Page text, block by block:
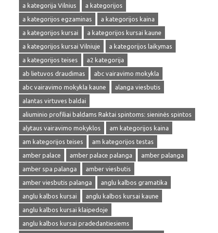
a kategorija Vilnius
a kategorijos
a kategorijos egzaminas
a kategorijos kaina
a kategorijos kursai
a kategorijos kursai kaune
a kategorijos kursai Vilniuje
a kategorijos laikymas
a kategorijos teises
a2 kategorija
ab lietuvos draudimas
abc vairavimo mokykla
abc vairavimo mokykla kaune
alanga viesbutis
alantas virtuves baldai
aliuminio profiliai baldams Raktai spintoms: sieninės spintos
alytaus vairavimo mokyklos
am kategorijos kaina
am kategorijos teises
am kategorijos testas
amber palace
amber palace palanga
amber palanga
amber spa palanga
amber viesbutis
amber viesbutis palanga
anglu kalbos gramatika
anglu kalbos kursai
anglu kalbos kursai kaune
anglu kalbos kursai klaipedoje
anglu kalbos kursai pradedantiesiems